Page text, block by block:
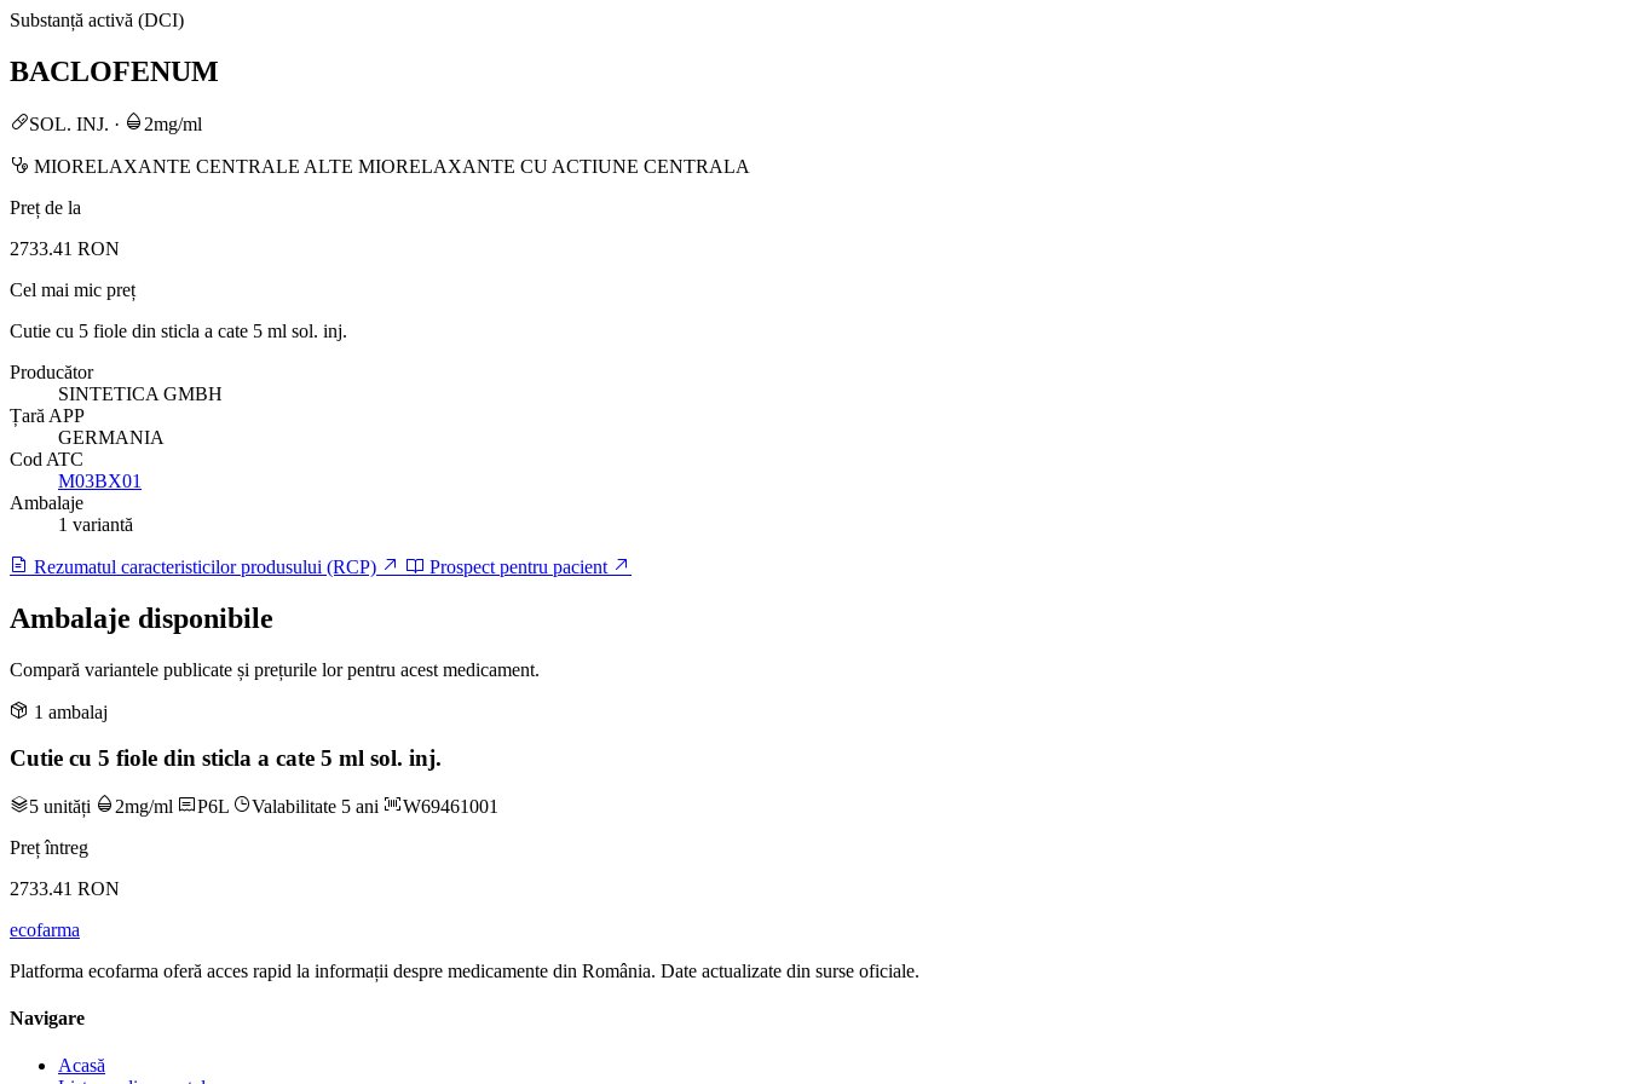
Substanță activă (DCI)
BACLOFENUM
SOL. INJ. · 2mg/ml
MIORELAXANTE CENTRALE ALTE MIORELAXANTE CU ACTIUNE CENTRALA
Preț de la
2733.41 RON
Cel mai mic preț
Cutie cu 5 fiole din sticla a cate 5 ml sol. inj.
Producător
SINTETICA GMBH
Țară APP
GERMANIA
Cod ATC
M03BX01
Ambalaje
1 variantă
Rezumatul caracteristicilor produsului (RCP) Prospect pentru pacient
Ambalaje disponibile
Compară variantele publicate și prețurile lor pentru acest medicament.
1 ambalaj
Cutie cu 5 fiole din sticla a cate 5 ml sol. inj.
5 unități 2mg/ml P6L Valabilitate 5 ani
W69461001
Preț întreg
2733.41 RON
ecofarma
Platforma ecofarma oferă acces rapid la informații despre medicamente din România. Date actualizate din surse oficiale.
Navigare
Acasă